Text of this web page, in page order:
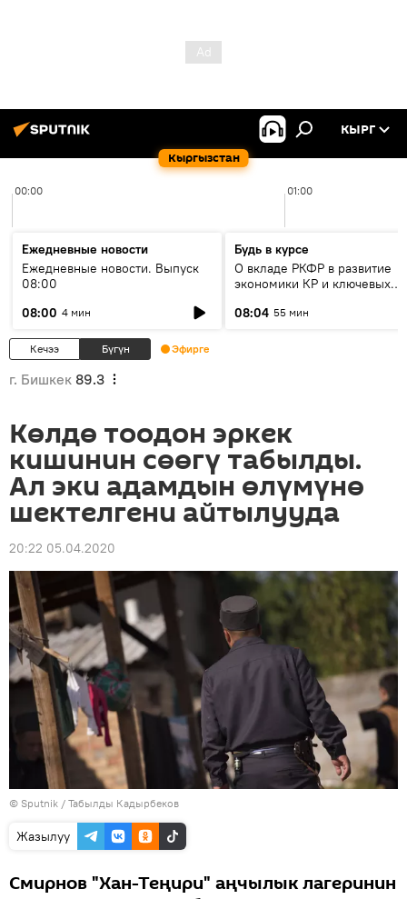
Кыргызстан
КЫРГ
00:00 01:00
Ежедневные новости
Ежедневные новости. Выпуск
08:00
08:00 4 мин
Будь в курсе
О вкладе РКФР в развитие
экономики КР и ключевых
08:04 55 мин
Кечээ Бүгүн Эфирге
г. Бишкек 89.3
Көлдө тоодон эркек
кишинин сөөгү табылды.
Ал эки адамдын өлүмүнө
шектелгени айтылууда
20:22 05.04.2020
© Sputnik / Табылды Кадырбеков
Жазылуу
Смирнов "Хан-Теңири" аңчылык лагеринин